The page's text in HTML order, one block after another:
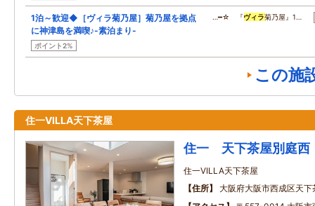
1泊～歓迎◆［ヴィラ菊乃屋］菊乃屋を拠点
に神津島を満喫♪-素泊まり-
ポイント2%
…━☆ 『ヴィラ菊乃屋』1…
この施
住一VILLA天下茶屋
住一 天下茶屋別庭西
住一VILLA天下茶屋
住所
大阪府大阪市西成区天下